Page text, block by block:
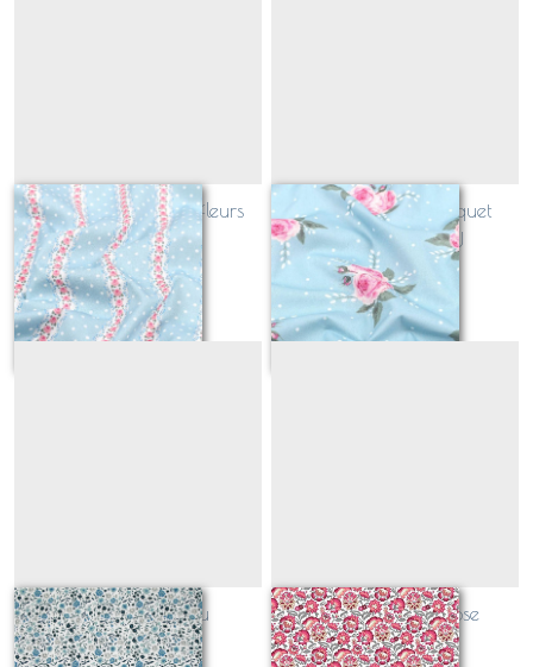
PATCHWORK rayé fleurs
BLEU
Sur demande
PATCHWORK bouquet
romantique BLEU
Sur demande
OURAGAN bleu GANGE indien rose